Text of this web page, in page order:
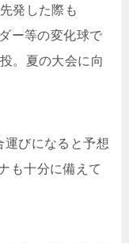
発した際も
ー等の変化球で
。夏の大会に向
運びになると予想
も十分に備えて